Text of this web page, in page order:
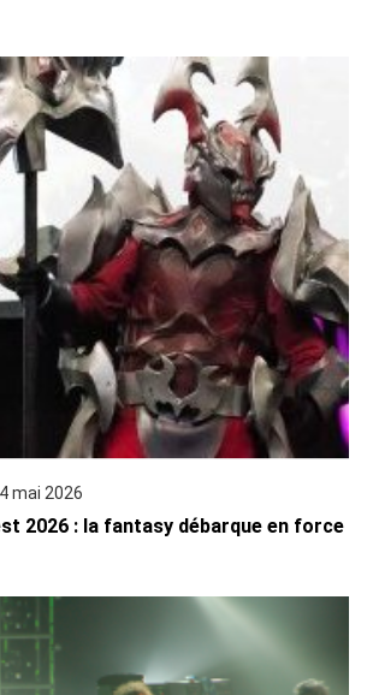
mai 2026
2026 : la fantasy débarque en force